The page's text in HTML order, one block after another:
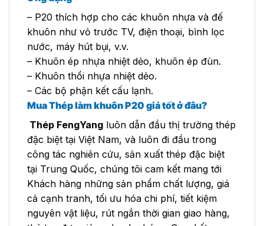
– P20 thích hợp cho các khuôn nhựa và đế
khuôn như vỏ trước TV, điện thoại, bình lọc
nước, máy hút bụi, v.v.
– Khuôn ép nhựa nhiệt dẻo, khuôn ép đùn.
– Khuôn thổi nhựa nhiệt dẻo.
– Các bộ phận kết cấu lạnh.
Mua Thép làm khuôn P20 giá tốt ở đâu?
Thép FengYang luôn dẫn đầu thị trường thép
đặc biệt tại Việt Nam, và luôn đi đầu trong
công tác nghiên cứu, sản xuất thép đặc biệt
tại Trung Quốc, chúng tôi cam kết mang tới
Khách hàng những sản phẩm chất lượng, giá
cả cạnh tranh, tối ưu hóa chi phí, tiết kiệm
nguyên vật liệu, rút ngắn thời gian giao hàng,